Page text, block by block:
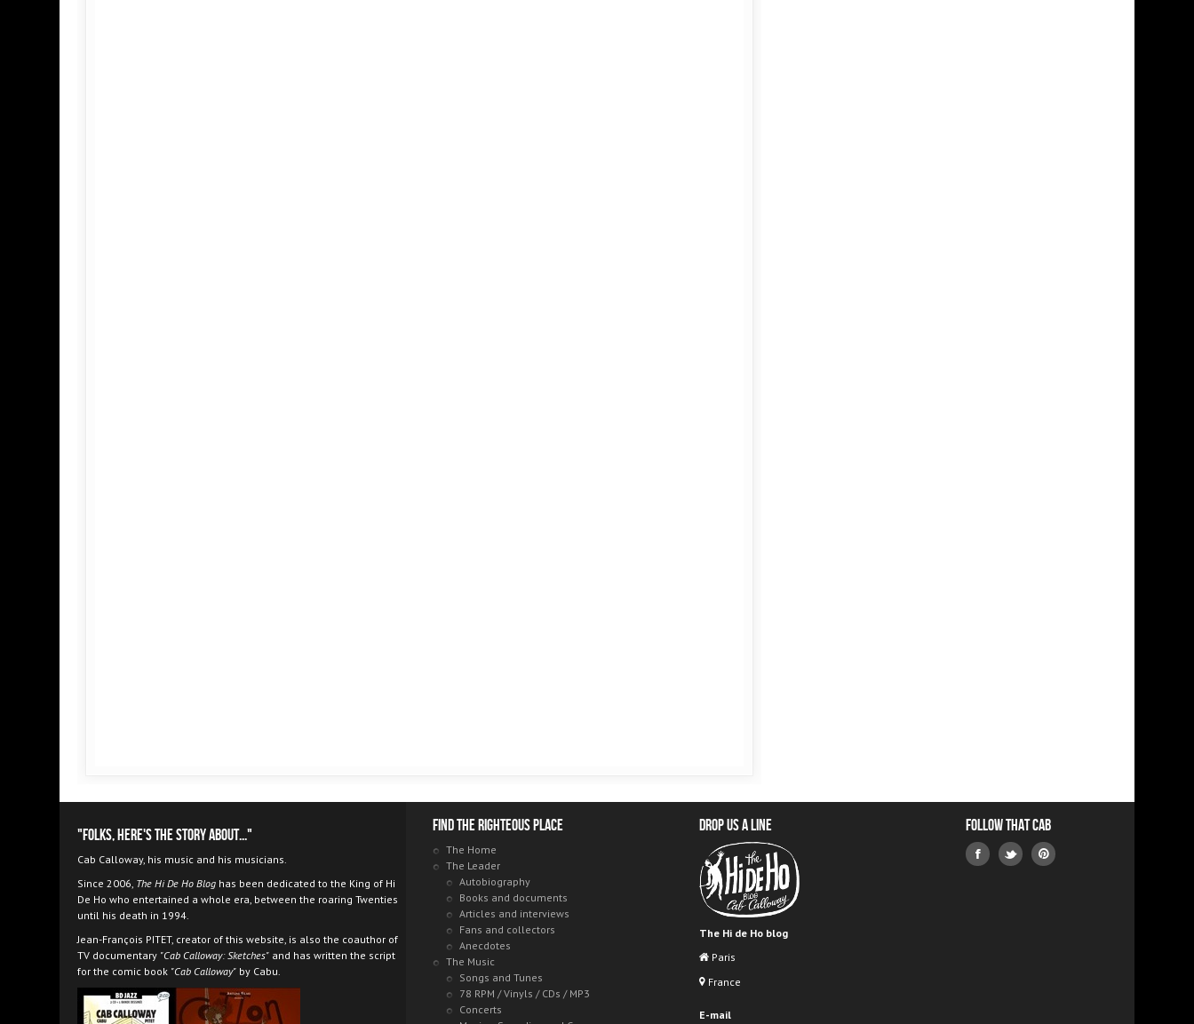
"Folks, here's the story about..."
Cab Calloway, his music and his musicians.
Since 2006, The Hi De Ho Blog has been dedicated to the King of Hi
De Ho who entertained a whole era, between the roaring Twenties
until his death in 1994.
Jean-François PITET, creator of this website, is also the coauthor of
TV documentary "Cab Calloway: Sketches" and has written the script
for the comic book "Cab Calloway" by Cabu.
Find the righteous place
The Home
The Leader
Autobiography
Books and documents
Articles and interviews
Fans and collectors
Anecdotes
The Music
Songs and Tunes
78 RPM / Vinyls / CDs / MP3
Concerts
Drop us a line
The Hi de Ho blog
Paris
France
E-mail
Follow that Cab